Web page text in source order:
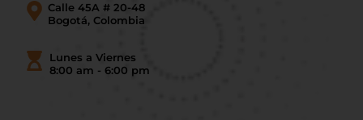
Calle 45A # 20-48
Bogotá, Colombia
Lunes a Viernes
8:00 am - 6:00 pm